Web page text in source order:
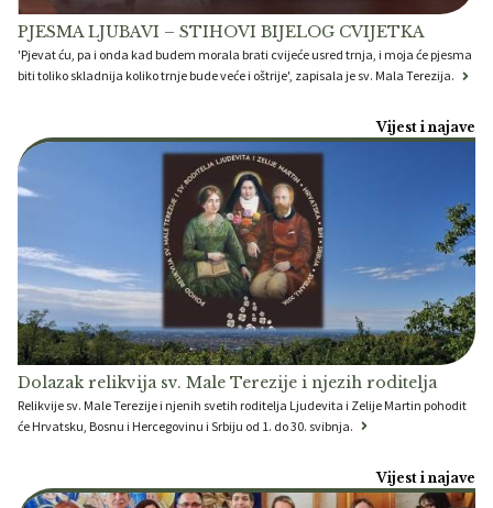
PJESMA LJUBAVI – STIHOVI BIJELOG CVIJETKA
'Pjevat ću, pa i onda kad budem morala brati cvijeće usred trnja, i moja će pjesma
biti toliko skladnija koliko trnje bude veće i oštrije', zapisala je sv. Mala Terezija.
Vijest i najave
Dolazak relikvija sv. Male Terezije i njezih roditelja
Relikvije sv. Male Terezije i njenih svetih roditelja Ljudevita i Zelije Martin pohodit
će Hrvatsku, Bosnu i Hercegovinu i Srbiju od 1. do 30. svibnja.
Vijest i najave